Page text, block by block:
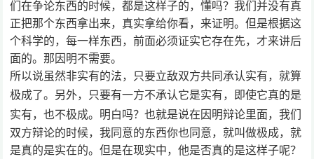
们在争论东西的时候，都是这样子的，懂吗？我们并没有真
正把那个东西拿出来，真实拿给你看，来证明。但是根据这
个科学的，每一样东西，前面必须证实它存在先，才来讲后
面的。那因明不需要。
所以说虽然非实有的法，只要立敌双方共同承认实有，就算
极成了。 另外，只要有一方不承认它是实有，即使它真的是
实有，也不极成。 明白吗？也就是说在因明辩论里面，我们
双方辩论的时候，我同意的东西你也同意，就叫做极成，就
是真的是实在的。但是在现实中，他是否真的是这样子呢？